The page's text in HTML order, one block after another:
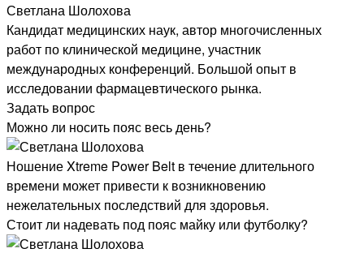
Светлана Шолохова
Кандидат медицинских наук, автор многочисленных
работ по клинической медицине, участник
международных конференций. Большой опыт в
исследовании фармацевтического рынка.
Задать вопрос
Можно ли носить пояс весь день?
Ношение Xtreme Power Belt в течение длительного
времени может привести к возникновению
нежелательных последствий для здоровья.
Стоит ли надевать под пояс майку или футболку?